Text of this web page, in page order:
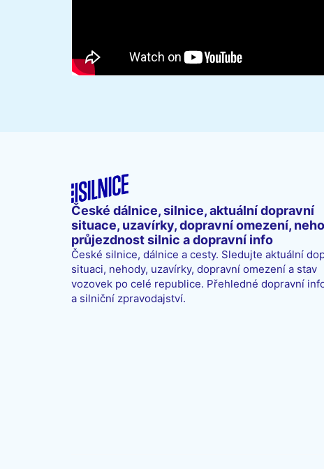
České dálnice, silnice, aktuální dopravní
situace, uzavírky, dopravní omezení,
průjezdnost silnic a dopravní info
České silnice, dálnice a cesty. Sledujte aktuální
situaci, nehody, uzavírky, dopravní omezení a stav
vozovek po celé republice. Přehledné dopravní
a silniční zpravodajství.